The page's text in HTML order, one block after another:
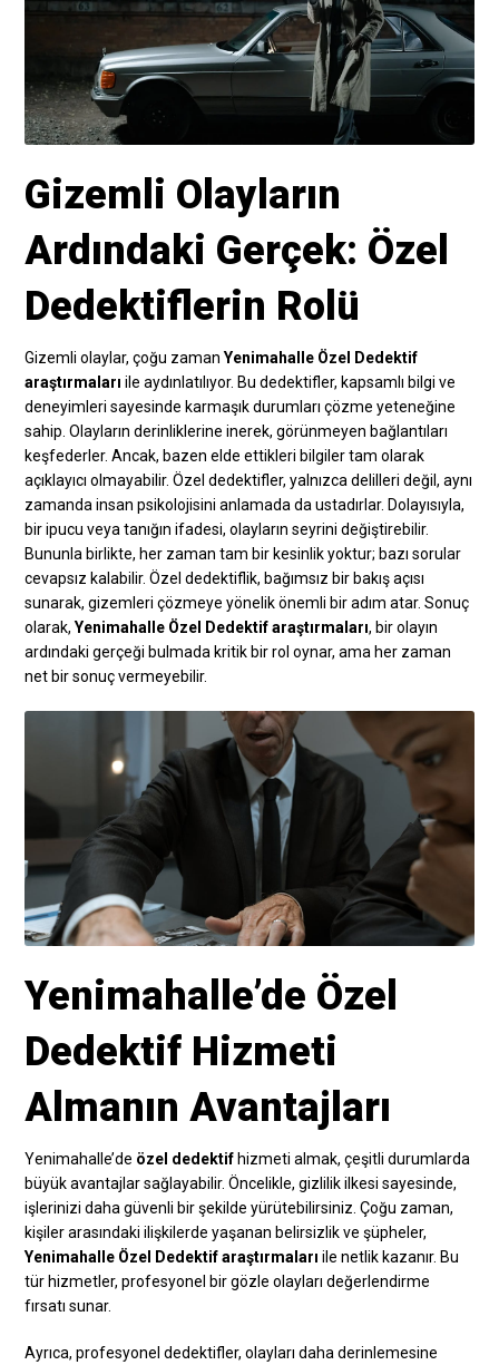
Gizemli Olayların
Ardındaki Gerçek: Özel
Dedektiflerin Rolü
Gizemli olaylar, çoğu zamanYenimahalle Özel Dedektif
araştırmaları ile aydınlatılıyor. Bu dedektifler, kapsamlı bilgi ve
deneyimleri sayesinde karmaşık durumları çözme yeteneğine
sahip. Olayların derinliklerine inerek, görünmeyen bağlantıları
keşfederler. Ancak, bazen elde ettikleri bilgiler tam olarak
açıklayıcı olmayabilir. Özel dedektifler, yalnızca delilleri değil, aynı
zamanda insan psikolojisini anlamada da ustadırlar. Dolayısıyla,
bir ipucu veya tanığın ifadesi, olayların seyrini değiştirebilir.
Bununla birlikte, her zaman tam bir kesinlik yoktur; bazı sorular
cevapsız kalabilir. Özel dedektiflik, bağımsız bir bakış açısı
sunarak, gizemleri çözmeye yönelik önemli bir adım atar. Sonuç
olarak,Yenimahalle Özel Dedektif araştırmaları, bir olayın
ardındaki gerçeği bulmada kritik bir rol oynar, ama her zaman
net bir sonuç vermeyebilir.
Yenimahalle’de Özel
Dedektif Hizmeti
Almanın Avantajları
Yenimahalle’de özel dedektif hizmeti almak, çeşitli durumlarda
büyük avantajlar sağlayabilir. Öncelikle, gizlilik ilkesi sayesinde,
işlerinizi daha güvenli bir şekilde yürütebilirsiniz. Çoğu zaman,
kişiler arasındaki ilişkilerde yaşanan belirsizlik ve şüpheler,
Yenimahalle Özel Dedektif araştırmaları ile netlik kazanır. Bu
tür hizmetler, profesyonel bir gözle olayları değerlendirme
fırsatı sunar.
Ayrıca, profesyonel dedektifler, olayları daha derinlemesine